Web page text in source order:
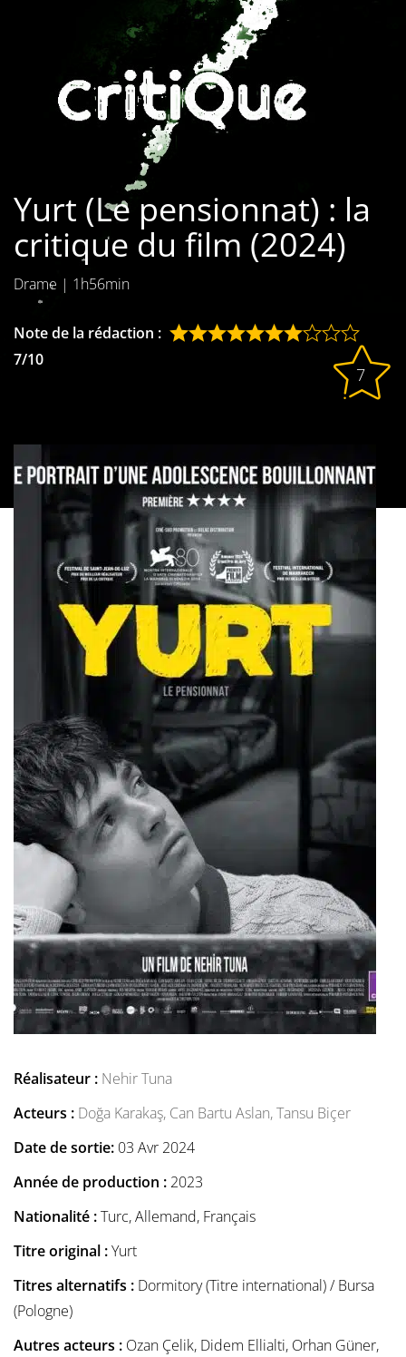
Les films par
genre
Séries
Les films
interdits
Les Dossiers
Les disparus
Les acteurs
Les actrices
Yurt (Le pensionnat) : la
critique du film (2024)
Drame | 1h56min
Note de la rédaction :
7/10
7
Réalisateur : Nehir Tuna
Acteurs : Doğa Karakaş, Can Bartu Aslan,Tansu Biçer
Date de sortie: 03 Avr 2024
Année de production : 2023
Nationalité :Turc, Allemand, Français
Titre original :Yurt
Titres alternatifs : Dormitory (Titre international) / Bursa
(Pologne)
Autres acteurs : Ozan Çelik, Didem Ellialti, Orhan Güner,